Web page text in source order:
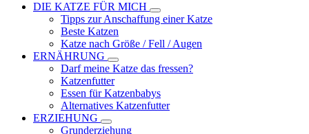
DIE KATZE FÜR MICH
Tipps zur Anschaffung einer Katze
Beste Katzen
Katze nach Größe / Fell / Augen
ERNÄHRUNG
Darf meine Katze das fressen?
Katzenfutter
Essen für Katzenbabys
Alternatives Katzenfutter
ERZIEHUNG
Grunderziehung